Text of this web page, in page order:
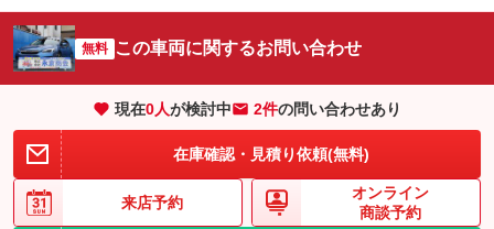
シートエアコン
：装備なし 全周囲カメラ
：装備なし
サイドカメラ
：装備なし ルーフレール
：装備なし
エアサスペンション ヘッドライトウォッシャー
無料 この車両に関するお問い合わせ
現在0人が検討中 2件の問い合わせあり
在庫確認・見積り依頼(無料)
来店予約
オンライン
商談予約